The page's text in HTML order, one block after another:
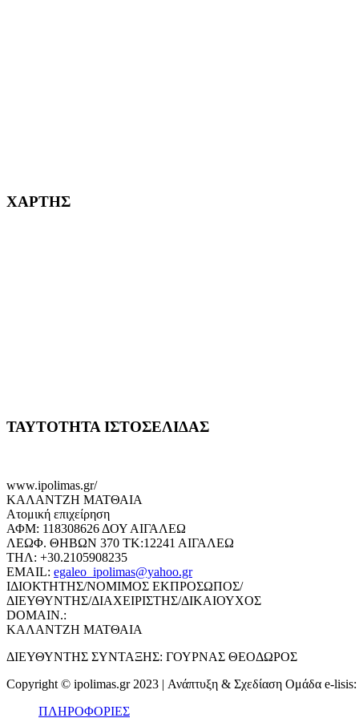
ΧΑΡΤΗΣ
ΤΑΥΤΟΤΗΤΑ ΙΣΤΟΣΕΛΙΔΑΣ
www.ipolimas.gr/
ΚΑΛΑΝΤΖΗ ΜΑΤΘΑΙΑ
Ατομική επιχείρηση
ΑΦΜ: 118308626 ΔΟΥ ΑΙΓΑΛΕΩ
ΛΕΩΦ. ΘΗΒΩΝ 370 ΤΚ:12241 ΑΙΓΑΛΕΩ
ΤΗΛ: +30.2105908235
EMAIL: egaleo_ipolimas@yahoo.gr
ΙΔΙΟΚΤΗΤΗΣ/ΝΟΜΙΜΟΣ ΕΚΠΡΟΣΩΠΟΣ/
ΔΙΕΥΘΥΝΤΗΣ/ΔΙΑΧΕΙΡΙΣΤΗΣ/ΔΙΚΑΙΟΥΧΟΣ
DOMAIN.:
ΚΑΛΑΝΤΖΗ ΜΑΤΘΑΙΑ
ΔΙΕΥΘΥΝΤΗΣ ΣΥΝΤΑΞΗΣ: ΓΟΥΡΝΑΣ ΘΕΟΔΩΡΟΣ
Copyright © ipolimas.gr 2023 | Ανάπτυξη & Σχεδίαση Ομάδα e-lisis:
ΠΛΗΡΟΦΟΡΙΕΣ